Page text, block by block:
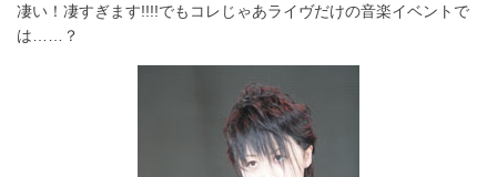
凄い！凄すぎます!!!!でもコレじゃあライヴだけの音楽イベントで
は……？